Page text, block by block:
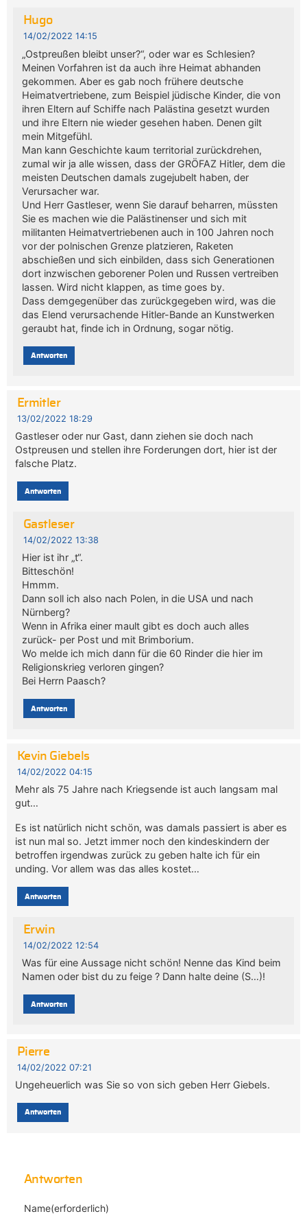
Hugo
14/02/2022 14:15
„Ostpreußen bleibt unser?“, oder war es Schlesien?
Meinen Vorfahren ist da auch ihre Heimat abhanden
gekommen. Aber es gab noch frühere deutsche
Heimatvertriebene, zum Beispiel jüdische Kinder, die von
ihren Eltern auf Schiffe nach Palästina gesetzt wurden
und ihre Eltern nie wieder gesehen haben. Denen gilt
mein Mitgefühl.
Man kann Geschichte kaum territorial zurückdrehen,
zumal wir ja alle wissen, dass der GRÖFAZ Hitler, dem die
meisten Deutschen damals zugejubelt haben, der
Verursacher war.
Und Herr Gastleser, wenn Sie darauf beharren, müssten
Sie es machen wie die Palästinenser und sich mit
militanten Heimatvertriebenen auch in 100 Jahren noch
vor der polnischen Grenze platzieren, Raketen
abschießen und sich einbilden, dass sich Generationen
dort inzwischen geborener Polen und Russen vertreiben
lassen. Wird nicht klappen, as time goes by.
Dass demgegenüber das zurückgegeben wird, was die
das Elend verursachende Hitler-Bande an Kunstwerken
geraubt hat, finde ich in Ordnung, sogar nötig.
Antworten
Ermitler
13/02/2022 18:29
Gastleser oder nur Gast, dann ziehen sie doch nach
Ostpreusen und stellen ihre Forderungen dort, hier ist der
falsche Platz.
Antworten
Gastleser
14/02/2022 13:38
Hier ist ihr „t“.
Bitteschön!
Hmmm.
Dann soll ich also nach Polen, in die USA und nach
Nürnberg?
Wenn in Afrika einer mault gibt es doch auch alles
zurück- per Post und mit Brimborium.
Wo melde ich mich dann für die 60 Rinder die hier im
Religionskrieg verloren gingen?
Bei Herrn Paasch?
Antworten
Kevin Giebels
14/02/2022 04:15
Mehr als 75 Jahre nach Kriegsende ist auch langsam mal
gut…
Es ist natürlich nicht schön, was damals passiert is aber es
ist nun mal so. Jetzt immer noch den kindeskindern der
betroffen irgendwas zurück zu geben halte ich für ein
unding. Vor allem was das alles kostet…
Antworten
Erwin
14/02/2022 12:54
Was für eine Aussage nicht schön! Nenne das Kind beim
Namen oder bist du zu feige ? Dann halte deine (S…)!
Antworten
Pierre
14/02/2022 07:21
Ungeheuerlich was Sie so von sich geben Herr Giebels.
Antworten
Antworten
Name(erforderlich)